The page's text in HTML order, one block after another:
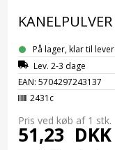
På lager, klar til
Lev. 2-3 dage
EAN: 5704297243137
2431c
Pris ved køb af 1 stk.
51,23 DKK